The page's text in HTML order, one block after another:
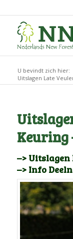
U bevindt zich hier:
Uitslagen Late
Keuring
–>
–> Info